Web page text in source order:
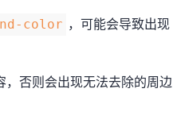
color ，可能会导致出现
，否则会出现无法去除的周边